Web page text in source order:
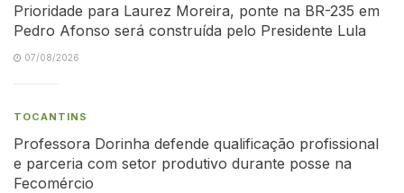
Prioridade para Laurez Moreira, ponte na BR-235 em
Pedro Afonso será construída pelo Presidente Lula
07/08/2026
TOCANTINS
Professora Dorinha defende qualificação profissional
e parceria com setor produtivo durante posse na
Fecomércio